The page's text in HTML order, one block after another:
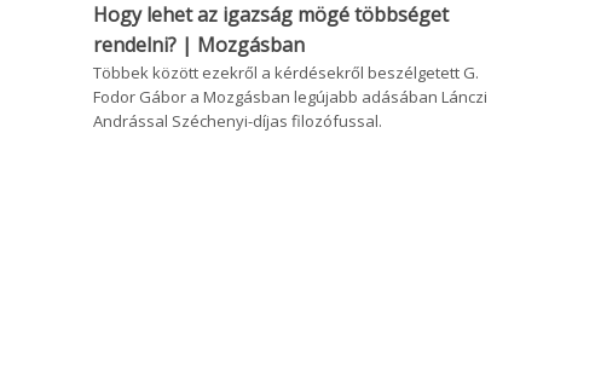
Hogy lehet az igazság mögé többséget
rendelni? | Mozgásban
Többek között ezekről a kérdésekről beszélgetett G.
Fodor Gábor a Mozgásban legújabb adásában Lánczi
Andrással Széchenyi-díjas filozófussal.